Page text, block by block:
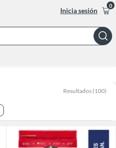
Inicia sesión
0
Bar
Resultados (100)